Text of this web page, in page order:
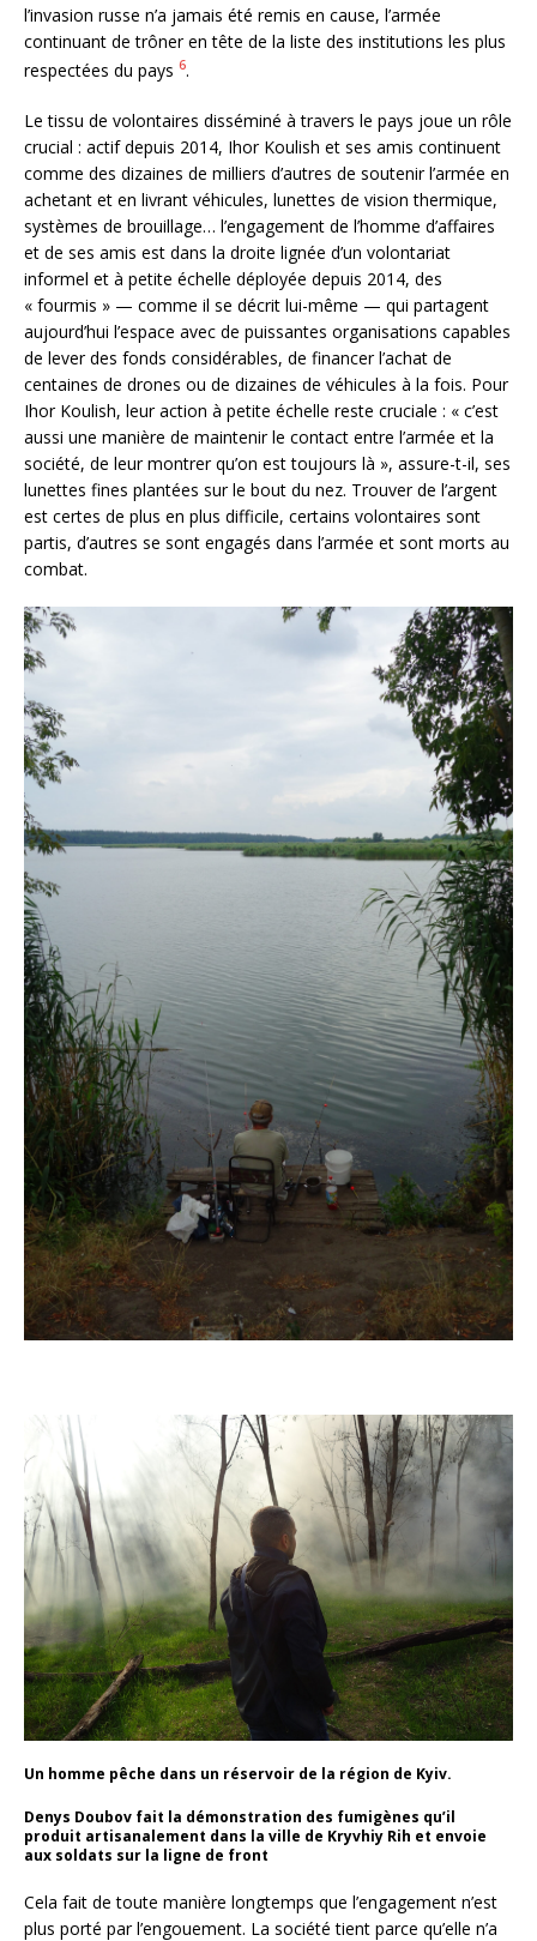
l’invasion russe n’a jamais été remis en cause, l’armée
continuant de trôner en tête de la liste des institutions les plus
respectées du pays 6.
Le tissu de volontaires disséminé à travers le pays joue un rôle
crucial : actif depuis 2014, Ihor Koulish et ses amis continuent
comme des dizaines de milliers d’autres de soutenir l’armée en
achetant et en livrant véhicules, lunettes de vision thermique,
systèmes de brouillage… l’engagement de l’homme d’affaires
et de ses amis est dans la droite lignée d’un volontariat
informel et à petite échelle déployée depuis 2014, des
« fourmis » — comme il se décrit lui-même — qui partagent
aujourd’hui l’espace avec de puissantes organisations capables
de lever des fonds considérables, de financer l’achat de
centaines de drones ou de dizaines de véhicules à la fois. Pour
Ihor Koulish, leur action à petite échelle reste cruciale : « c’est
aussi une manière de maintenir le contact entre l’armée et la
société, de leur montrer qu’on est toujours là », assure-t-il, ses
lunettes fines plantées sur le bout du nez. Trouver de l’argent
est certes de plus en plus difficile, certains volontaires sont
partis, d’autres se sont engagés dans l’armée et sont morts au
combat.
Un homme pêche dans un réservoir de la région de Kyiv.
Denys Doubov fait la démonstration des fumigènes qu’il
produit artisanalement dans la ville de Kryvhiy Rih et envoie
aux soldats sur la ligne de front
Cela fait de toute manière longtemps que l’engagement n’est
plus porté par l’engouement. La société tient parce qu’elle n’a